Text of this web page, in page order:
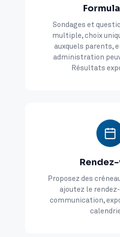
Sondages et
multiple, choix
auxquels parents,
administration
Résultats
Proposez des
ajoutez le
communication,